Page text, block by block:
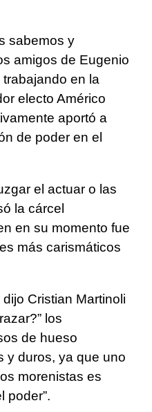
sabemos y
amigos de Eugenio
en la
electo Américo
aportó a
de poder en el
el actuar o las
la cárcel
en su momento fue
más carismáticos
Cristian Martinoli
los
de hueso
y duros, ya que uno
morenistas es
poder”.